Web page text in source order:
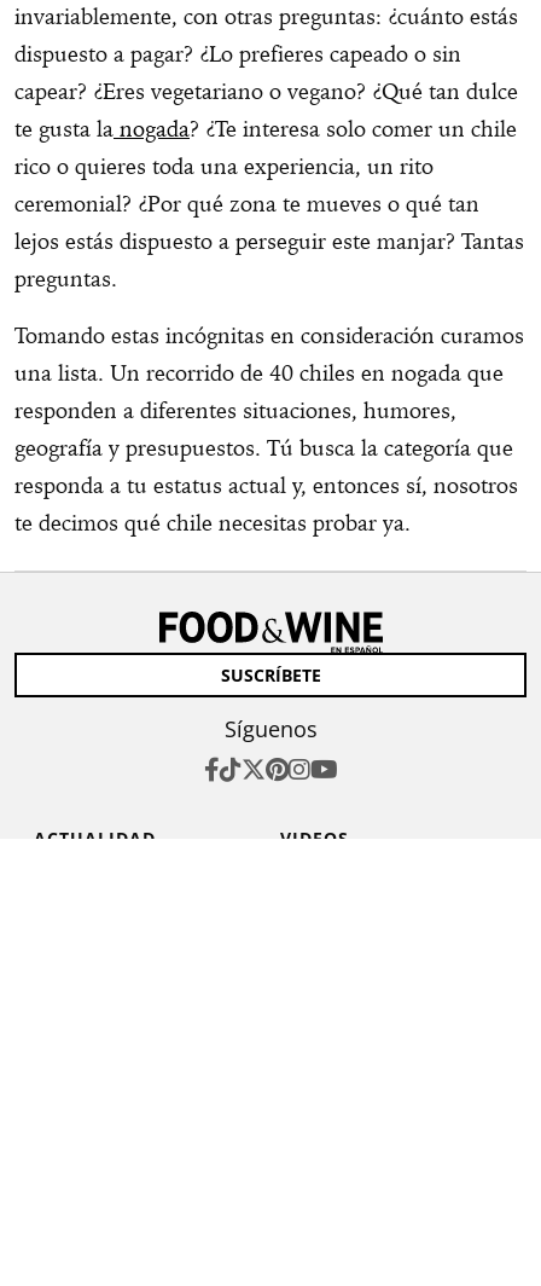
invariablemente, con otras preguntas: ¿cuánto estás
dispuesto a pagar? ¿Lo prefieres capeado o sin
capear? ¿Eres vegetariano o vegano? ¿Qué tan dulce
te gusta la nogada? ¿Te interesa solo comer un chile
rico o quieres toda una experiencia, un rito
ceremonial? ¿Por qué zona te mueves o qué tan
lejos estás dispuesto a perseguir este manjar? Tantas
preguntas.
Tomando estas incógnitas en consideración curamos
una lista. Un recorrido de 40 chiles en nogada que
responden a diferentes situaciones, humores,
geografía y presupuestos. Tú busca la categoría que
responda a tu estatus actual y, entonces sí, nosotros
te decimos qué chile necesitas probar ya.
SUSCRÍBETE
Síguenos
ACTUALIDAD
VIDEOS